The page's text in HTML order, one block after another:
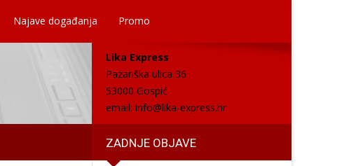
Najave događanja Promo
Lika Express
Pazariška ulica 36
53000 Gospić
email: info@lika-express.hr
ZADNJE OBJAVE